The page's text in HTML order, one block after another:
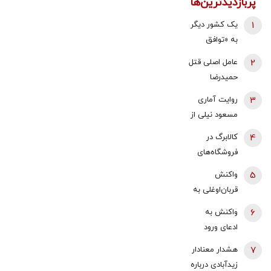
یک کشور دیگر
به «توافق
پیوندد/ ترکیه
خیال ایران را
راحت کرد
1
عامل اصلی قتل
حمیدرضا
دستگیر شد
2
روایت آماری
مسعود نیلی از
زندگی ایرانیان
1405؛ نرخ ارز،
شده و ۱۶‌
میلیون نفر به
شده |
سرنوشت ایرانِ
3
کالابرگ در
فروشگاه‌های
4
واکنش
قربان‌اوغلی به
پیوستن ایران
به «پیمان
مکه»/ چه
تضمینی وجود
5
واکنش به
ادعای ورود
کشور ٣٠
6
هشدار معنادار
زیدآبادی درباره
7